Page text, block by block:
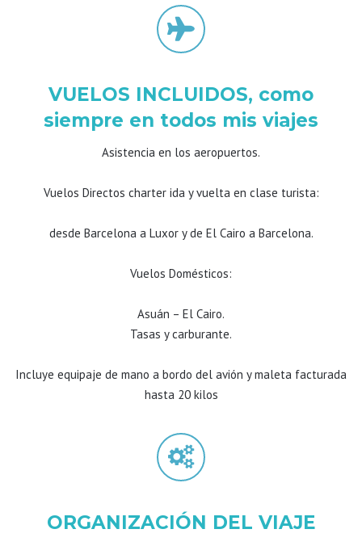
VUELOS INCLUIDOS, como
siempre en todos mis viajes
Asistencia en los aeropuertos.
Vuelos Directos charter ida y vuelta en clase turista:
desde Barcelona a Luxor y de El Cairo a Barcelona.
Vuelos Domésticos:
Asuán – El Cairo.
Tasas y carburante.
Incluye equipaje de mano a bordo del avión y maleta facturada
hasta 20 kilos
ORGANIZACIÓN DEL VIAJE